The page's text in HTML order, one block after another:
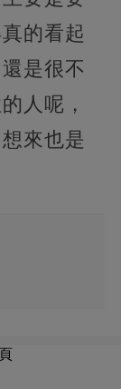
的看起
是很不
人呢，
來也是